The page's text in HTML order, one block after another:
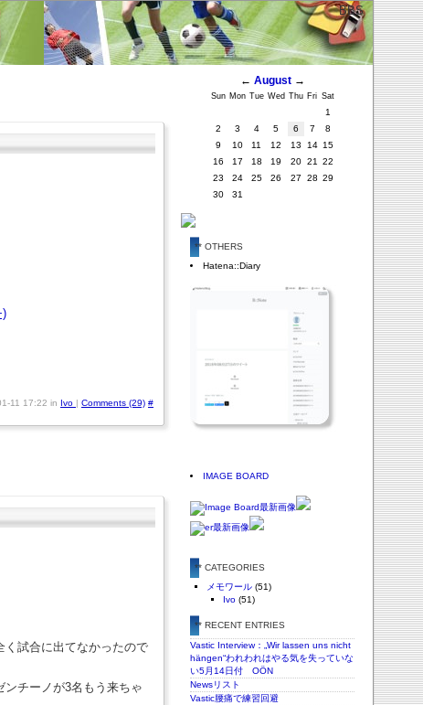
BBS
11 17:22 in Ivo | Comments (29) #
く試合に出てなかったので
チーノが3名もう来ちゃ
← August→
Sun Mon Tue Wed Thu Fri Sat
1
2
3 4 5 6 7
8
9
10 11 12 13 14 15
16
17 18 19 20 21
22
23
24 25 26 27 28 29
30
31
** OTHERS
Hatena::Diary
IMAGE BOARD
** CATEGORIES
メモワール (51)
Ivo (51)
** RECENT ENTRIES
Vastic Interview：„Wir lassen uns nicht
hängen“われわれはやる気を失っていな
い5月14日付 OÖN
Newsリスト
Vastic腰痛で練習回避